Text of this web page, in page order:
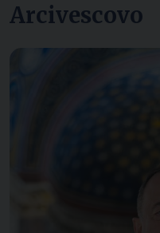
Arcivescovo